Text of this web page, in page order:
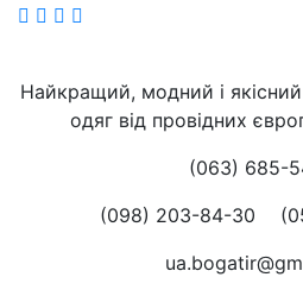
Найкращий, модний і
одяг від провідних
(063) 685-
(098) 203-84-30